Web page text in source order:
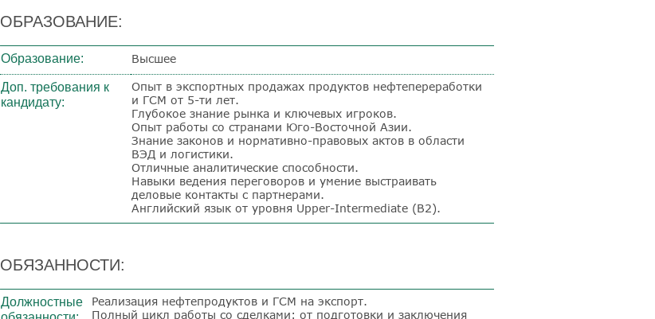
ОБРАЗОВАНИЕ:
Образование: Высшее
Доп. требования к
кандидату:
Опыт в экспортных продажах продуктов нефтепереработки
и ГСМ от 5-ти лет.
Глубокое знание рынка и ключевых игроков.
Опыт работы со странами Юго-Восточной Азии.
Знание законов и нормативно-правовых актов в области
ВЭД и логистики.
Отличные аналитические способности.
Навыки ведения переговоров и умение выстраивать
деловые контакты с партнерами.
Английский язык от уровня Upper-Intermediate (B2).
ОБЯЗАННОСТИ:
Должностные
Реализация нефтепродуктов и ГСМ на экспорт.
Полный цикл работы со сделками: от подготовки и заключения